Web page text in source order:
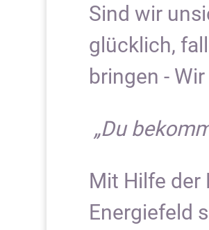
Sind wir
glücklich,
bringen -
„Du
Mit Hilfe der
Energiefeld